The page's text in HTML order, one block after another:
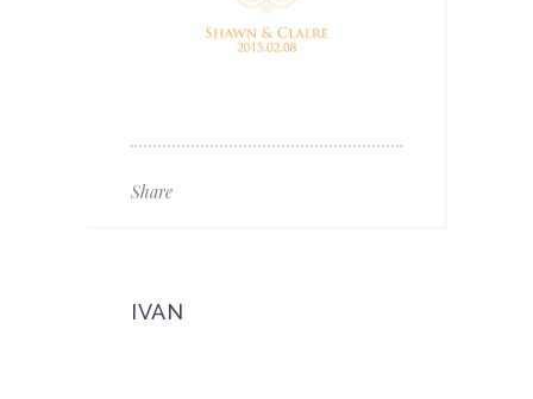
Share
IVAN